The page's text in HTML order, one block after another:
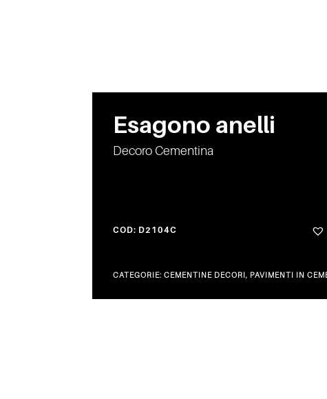
Esagono anelli
Decoro Cementina
COD: D2104C
CATEGORIE:CEMENTINE DECORI, PAVIMENTI IN